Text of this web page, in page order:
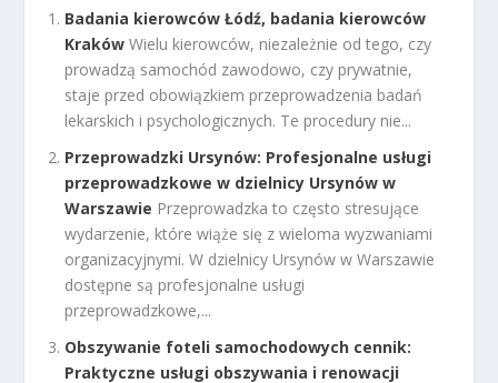
Badania kierowców Łódź, badania kierowców
Kraków Wielu kierowców, niezależnie od tego, czy
prowadzą samochód zawodowo, czy prywatnie,
staje przed obowiązkiem przeprowadzenia badań
lekarskich i psychologicznych. Te procedury nie...
Przeprowadzki Ursynów: Profesjonalne usługi
przeprowadzkowe w dzielnicy Ursynów w
Warszawie Przeprowadzka to często stresujące
wydarzenie, które wiąże się z wieloma wyzwaniami
organizacyjnymi. W dzielnicy Ursynów w Warszawie
dostępne są profesjonalne usługi
przeprowadzkowe,...
Obszywanie foteli samochodowych cennik:
Praktyczne usługi obszywania i renowacji